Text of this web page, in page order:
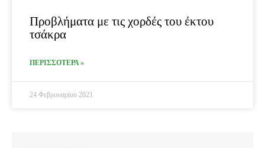
Προβλήματα με τις χορδές του έκτου
τσάκρα
ΠΕΡΙΣΣΟΤΕΡΑ »
24 Φεβρουαρίου 2021